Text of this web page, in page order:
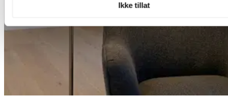
Ikke tillat